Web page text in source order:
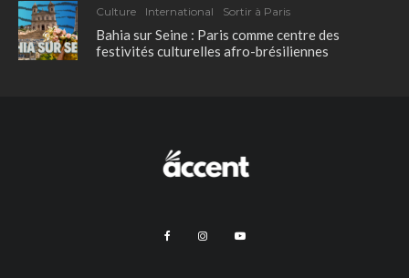
Culture International Sortir à Paris
Bahia sur Seine : Paris comme centre des
festivités culturelles afro-brésiliennes